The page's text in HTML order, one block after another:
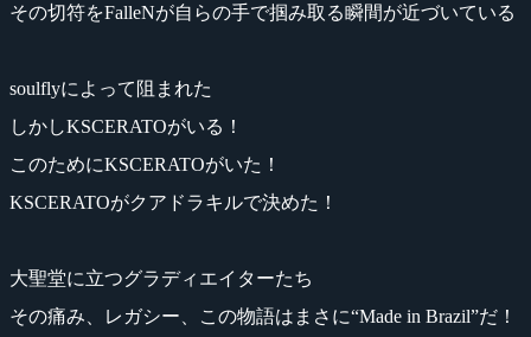
その切符をFalleNが自らの手で掴み取る瞬間が近づいている
soulflyによって阻まれた
しかしKSCERATOがいる！
このためにKSCERATOがいた！
KSCERATOがクアドラキルで決めた！
大聖堂に立つグラディエイターたち
その痛み、レガシー、この物語はまさに“Made in Brazil”だ！